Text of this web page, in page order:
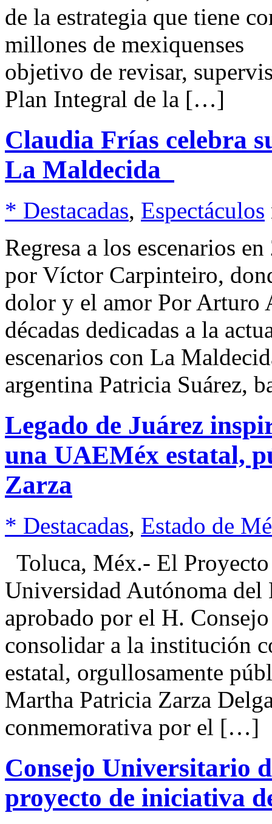
de la estrategia que tiene
millones de mexiquenses
objetivo de revisar,
Plan Integral de la […]
Claudia Frías celebra
La Maldecida
* Destacadas, Espectáculos
Regresa a los escenarios
por Víctor Carpinteiro,
dolor y el amor Por
décadas dedicadas a la
escenarios con La
argentina Patricia Suárez,
Legado de Juárez
una UAEMéx estatal,
Zarza
* Destacadas, Estado de
Toluca, Méx.- El
Universidad Autónoma
aprobado por el H.
consolidar a la institución
estatal, orgullosamente
Martha Patricia Zarza
conmemorativa por el […]
Consejo Universitario
proyecto de iniciativa